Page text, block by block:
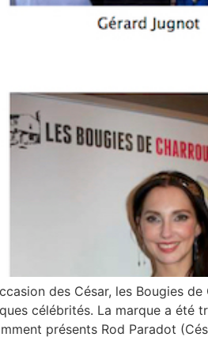
des César, les Bougies
célébrités. La marque a été
présents Rod Paradot